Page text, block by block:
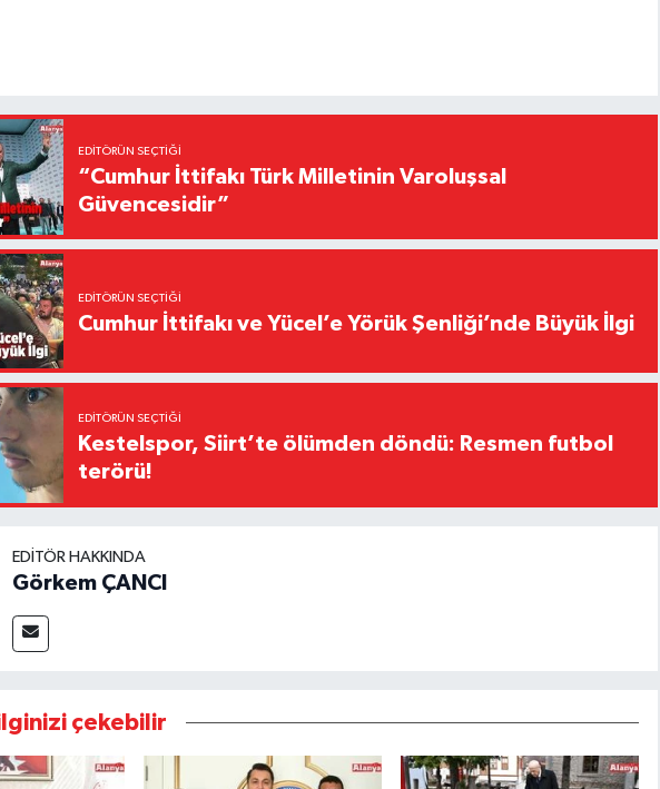
EDITÖRÜN SEÇTIĞI
“Cumhur İttifakı Türk Milletinin Varoluşsal
Güvencesidir”
EDITÖRÜN SEÇTIĞI
Cumhur İttifakı ve Yücel’e Yörük Şenliği’nde Büyük İlgi
EDITÖRÜN SEÇTIĞI
Kestelspor, Siirt’te ölümden döndü: Resmen futbol
terörü!
EDITÖR HAKKINDA
Görkem ÇANCI
çekebilir